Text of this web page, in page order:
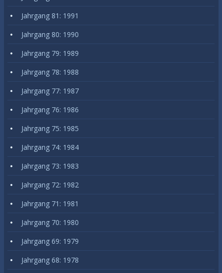
Jahrgang 81: 1991
Jahrgang 80: 1990
Jahrgang 79: 1989
Jahrgang 78: 1988
Jahrgang 77: 1987
Jahrgang 76: 1986
Jahrgang 75: 1985
Jahrgang 74: 1984
Jahrgang 73: 1983
Jahrgang 72: 1982
Jahrgang 71: 1981
Jahrgang 70: 1980
Jahrgang 69: 1979
Jahrgang 68: 1978